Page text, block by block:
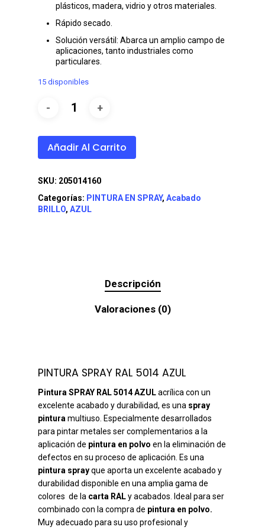
plásticos, madera, vidrio y otros materiales.
Rápido secado.
Solución versátil: Abarca un amplio campo de
aplicaciones, tanto industriales como
particulares.
15 disponibles
Añadir Al Carrito
SKU: 205014160
Categorías: PINTURA EN SPRAY, Acabado
BRILLO, AZUL
Descripción
Valoraciones (0)
PINTURA SPRAY RAL 5014 AZUL
Pintura SPRAY RAL 5014 AZULacrílica con un
excelente acabado y durabilidad, es una spray
pinturamultiuso. Especialmente desarrollados
para pintar metales ser complementarios a la
aplicación de pintura en polvo en la eliminación de
defectos en su proceso de aplicación. Es una
pintura sprayque aporta un excelente acabado y
durabilidad disponible en una amplia gama de
colores de la carta RALy acabados. Ideal para ser
combinado con la compra de pintura en polvo.
Muy adecuado para su uso profesional y